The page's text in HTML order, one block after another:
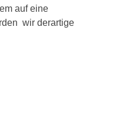
auf eine
wir derartige